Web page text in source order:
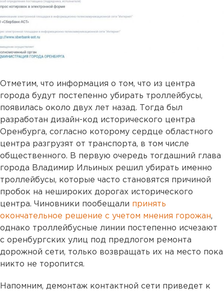
Отметим, что информация о том, что из центра
города будут постепенно убирать троллейбусы,
появилась около двух лет назад. Тогда был
разработан дизайн-код исторического центра
Оренбурга, согласно которому сердце областного
центра разгрузят от транспорта, в том числе
общественного. В первую очередь тогдашний глава
города Владимир Ильиных решил убирать именно
троллейбусы, которые часто становятся причиной
пробок на нешироких дорогах исторического
центра. Чиновники пообещали принять
окончательное решение с учетом мнения горожан,
однако троллейбусные линии постепенно исчезают
с оренбургских улиц под предлогом ремонта
дорожной сети, только возвращать их на место пока
никто не торопится.
Напомним, демонтаж контактной сети приведет к